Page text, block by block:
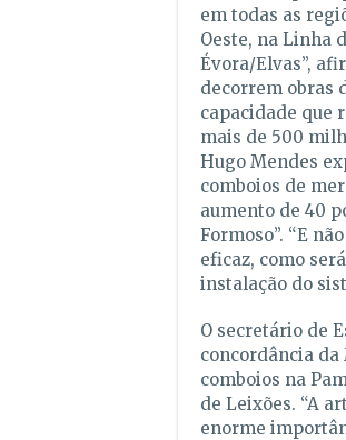
em todas as
Oeste, na Linha
Évora/Elvas”,
decorrem obras
capacidade que
mais de 500
Hugo Mendes
comboios de
aumento de 40
Formoso”. “E
eficaz, como
instalação do
O secretário de
concordância
comboios na
de Leixões. “A
enorme